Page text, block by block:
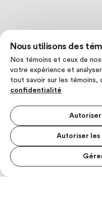
Nous utilisons des
Nos témoins et ceux de
votre expérience et
tout savoir sur les témoins,
confidentialité
Autoriser
Autoriser les